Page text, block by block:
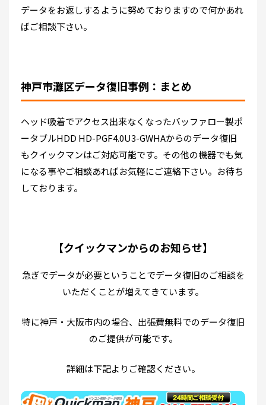
データをお返しするように努めておりますので何かあれ
ばご相談下さい。
神戸市灘区データ復旧事例：まとめ
ヘッド吸着でアクセス出来なくなったバッファロー製ポ
ータブルHDD HD-PGF4.0U3-GWHAからのデータ復旧
もクイックマンはご対応可能です。その他の機器でも気
になる事やご相談あればお気軽にご連絡下さい。お待ち
しております。
【クイックマンからのお知らせ】
急ぎでデータが必要ということでデータ復旧のご相談を
いただくことが増えてきています。
特に神戸・大阪市内の場合、出張費無料でのデータ復旧
のご提供が可能です。
詳細は下記よりご確認ください。